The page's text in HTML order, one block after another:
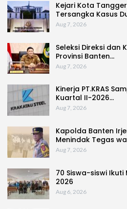
Kejari Kota
Tersangka Kasus
Aug 7, 2026
Seleksi Direksi dan
Provinsi Banten…
Aug 7, 2026
Kinerja PT.KRAS
Kuartal II-2026…
Aug 7, 2026
Kapolda Banten
Menindak Tegas
Aug 7, 2026
70 Siswa-siswi Ikuti
2026
Aug 6, 2026